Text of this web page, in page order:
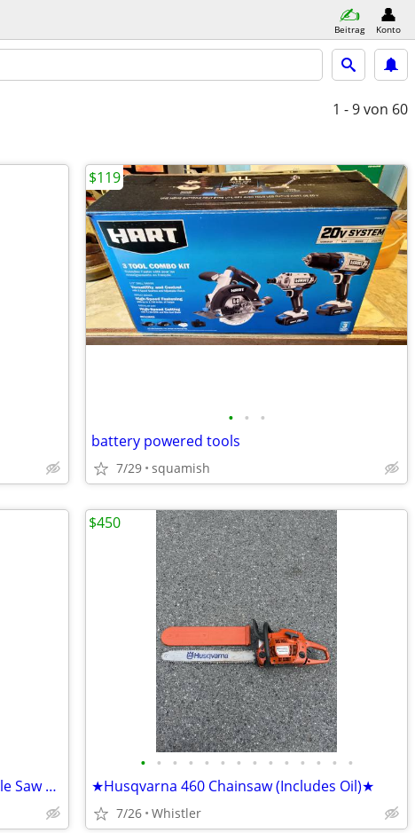
Beitrag Konto
1 - 9von 60
• • •
battery powered tools
7/29 squamish
$119
★STIHL KM 130 KombiEngine with Pole Saw & Trimmer Attachments★
• • • • • • • • • • • • • •
★Husqvarna 460 Chainsaw (Includes Oil)★
7/26 Whistler
$450